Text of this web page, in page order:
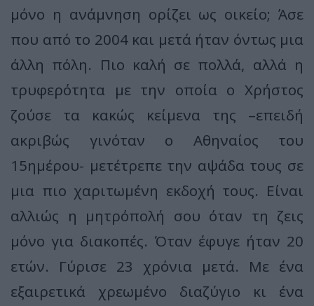
μόνο η ανάμνηση ορίζει ως οικείο; Άσε
που από το 2004 και μετά ήταν όντως μια
άλλη πόλη. Πιο καλή σε πολλά, αλλά η
τρυφερότητα με την οποία ο Χρήστος
ζούσε τα κακώς κείμενα της –επειδή
ακριβώς γινόταν ο Αθηναίος του
15ημέρου- μετέτρεπε την αψάδα τους σε
μια πιο χαριτωμένη εκδοχή τους. Είναι
αλλιώς η μητρόπολή σου όταν τη ζεις
μόνο για διακοπές. Όταν έφυγε ήταν 20
ετών. Γύρισε 23 χρόνια μετά. Με ένα
εξαιρετικά χρεωμένο διαζύγιο κι ένα